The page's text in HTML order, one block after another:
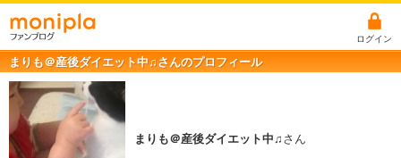
ログイン
まりも＠産後ダイエット中♫さんのプロフィール
まりも＠産後ダイエット中♫ さん